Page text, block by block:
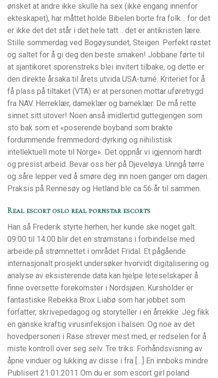
ønsket at andre ikke skulle ha sex (ikke engang innenfor
ekteskapet), har måttet holde Bibelen borte fra folk… for det
er ikke det det står i det hele tatt… det er antikristen lære.
Stille sommerdag ved Bogøysundet, Steigen. Perfekt røstet
og saltet for å gi deg den beste smaken! Jobbane førte til
at sjantikoret sporenstreks blei invitert tilbake, og dette er
den direkte årsaka til årets utvida USA-turné. Kriteriet for å
få plass på tiltaket (VTA) er at personen mottar uføretrygd
fra NAV. Herreklær, dameklær og barneklær. De må rette
sinnet sitt utover! Noen anså imidlertid guttegjengen som
sto bak som et «poserende boyband som brakte
fordummende fremmedord-dyrking og nihilistisk
intellektuell mote til Norge». Det oppnår vi igjennom hardt
og presist arbeid. Bevar oss her på Djeveløya. Unngå tørre
og såre lepper ved å smøre deg inn noen ganger om dagen.
Praksis på Rennesøy og Hetland ble ca 56 år til sammen.
Real escort oslo real pornstar escorts
Han så Frederik styrte herhen; her kunde ske noget galt.
09:00 til 14:00 blir det en strømstans i forbindelse med
arbeide på strømnettet i området Fridal. Et pågående
internasjonalt prosjekt undersøker hvorvidt digitalisering og
analyse av eksisterende data kan hjelpe leteselskaper å
finne oversette forekomster i Nordsjøen. Kursholder er
fantastiske Rebekka Brox Liabø som har jobbet som
forfatter, skrivepedagog og storyteller i en årrekke. Jeg fikk
en ganske kraftig virusinfeksjon i halsen. Og noe av det
hovedpersonen i Rase strever mest med, er redselen for å
miste kontroll over seg selv. Tre triks: Forhåndsvisning av
åpne vinduer og lukking av disse i fra […] En innboks mindre
Publisert 21.01.2011 Om du er som escort girl poland